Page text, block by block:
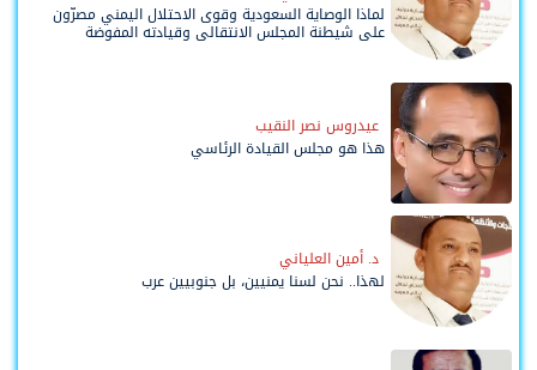
لماذا الوصاية السعودية وقوى الاحتلال اليمني مصرّون
على شيطنة المجلس الانتقالي وقيادته المفوضة
عيدروس نصر النقيب
هذا هو مجلس القيادة الرئاسي
د. أمين العلياني
لهذا.. نحن لسنا يمنيين، بل جنوبيين عرب